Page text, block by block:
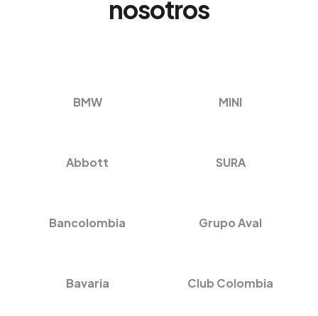
nosotros
BMW MINI
Abbott SURA
Bancolombia Grupo Aval
Bavaria Club Colombia